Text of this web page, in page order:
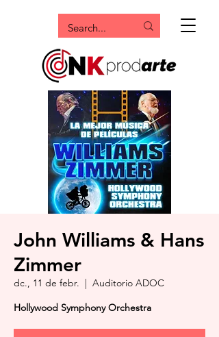
John Williams & Hans
Zimmer
dc., 11 de febr.
  |
Auditorio ADOC
Hollywood Symphony Orchestra